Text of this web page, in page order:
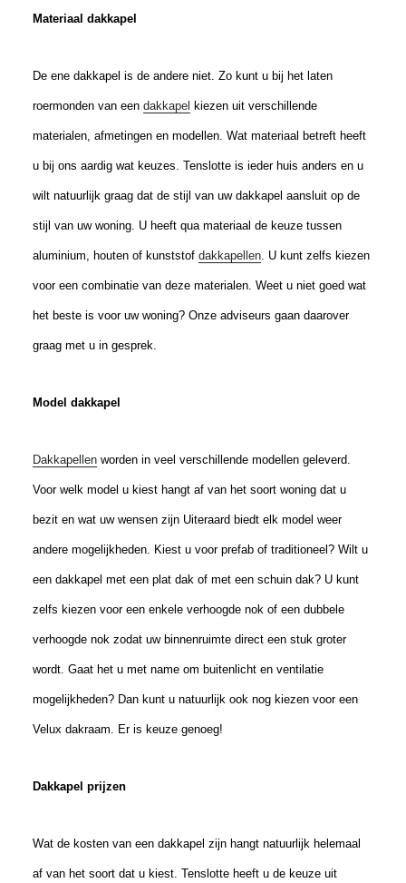
Materiaal dakkapel
De ene dakkapel is de andere niet. Zo kunt u bij het laten
roermonden van een dakkapel kiezen uit verschillende
materialen, afmetingen en modellen. Wat materiaal betreft heeft
u bij ons aardig wat keuzes. Tenslotte is ieder huis anders en u
wilt natuurlijk graag dat de stijl van uw dakkapel aansluit op de
stijl van uw woning. U heeft qua materiaal de keuze tussen
aluminium, houten of kunststof dakkapellen. U kunt zelfs kiezen
voor een combinatie van deze materialen. Weet u niet goed wat
het beste is voor uw woning? Onze adviseurs gaan daarover
graag met u in gesprek.
Model dakkapel
Dakkapellenworden in veel verschillende modellen geleverd.
Voor welk model u kiest hangt af van het soort woning dat u
bezit en wat uw wensen zijn Uiteraard biedt elk model weer
andere mogelijkheden. Kiest u voor prefab of traditioneel? Wilt u
een dakkapel met een plat dak of met een schuin dak? U kunt
zelfs kiezen voor een enkele verhoogde nok of een dubbele
verhoogde nok zodat uw binnenruimte direct een stuk groter
wordt. Gaat het u met name om buitenlicht en ventilatie
mogelijkheden? Dan kunt u natuurlijk ook nog kiezen voor een
Velux dakraam. Er is keuze genoeg!
Dakkapel prijzen
Wat de kosten van een dakkapel zijn hangt natuurlijk helemaal
af van het soort dat u kiest. Tenslotte heeft u de keuzeuit